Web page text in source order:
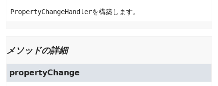
PropertyChangeHandlerを構築します。
メソッドの詳細
propertyChange